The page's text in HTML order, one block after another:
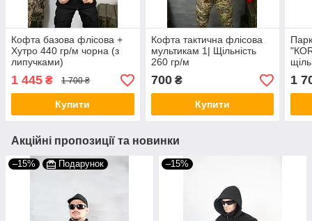
Кофта базова флісова +
Хутро 440 гр/м чорна (з
липучками)
1 445 ₴ 1 700 ₴
Купити
Кофта тактична флісова
мультикам 1| Щільність
260 гр/м
700₴
Купити
1
Акційні пропозиції та новинки
–15% Подарунок –15%